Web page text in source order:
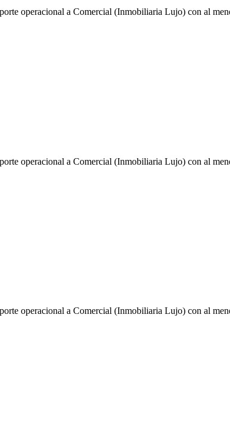
operacional a Comercial (Inmobiliaria Lujo) con al
operacional a Comercial (Inmobiliaria Lujo) con al
operacional a Comercial (Inmobiliaria Lujo) con al